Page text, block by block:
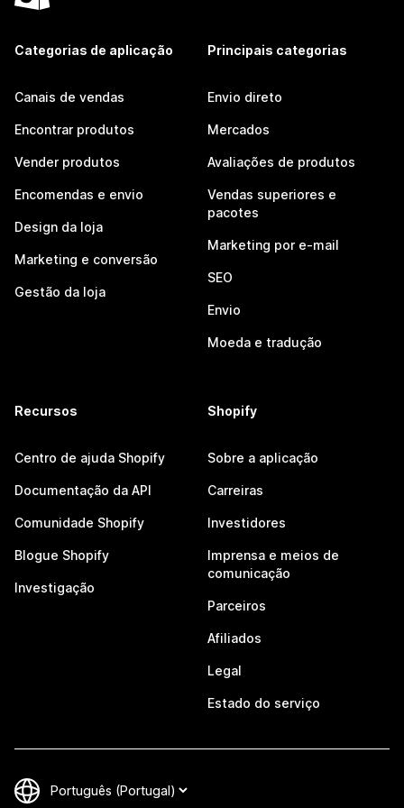
Categorias de aplicação
Canais de vendas
Encontrar produtos
Vender produtos
Encomendas e envio
Design da loja
Marketing e conversão
Gestão da loja
Principais categorias
Envio direto
Mercados
Avaliações de produtos
Vendas superiores e
pacotes
Marketing por e-mail
SEO
Envio
Moeda e tradução
Recursos
Centro de ajuda Shopify
Documentação da API
Comunidade Shopify
Blogue Shopify
Investigação
Shopify
Sobre a aplicação
Carreiras
Investidores
Imprensa e meios de
comunicação
Parceiros
Afiliados
Legal
Estado do serviço